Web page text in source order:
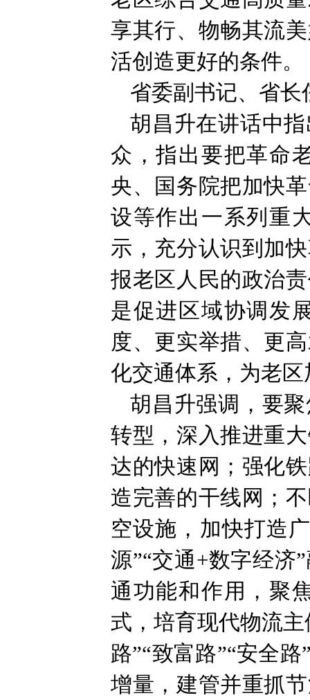
享其行、物畅其流
活创造更好的条件。
省委副书记、省
胡昌升在讲话中
众，指出要把革命
央、国务院把加快
设等作出一系列重
示，充分认识到加
报老区人民的政治
是促进区域协调发
度、更实举措、更
化交通体系，为老
胡昌升强调，要
转型，深入推进重
达的快速网；强化
造完善的干线网；
空设施，加快打造
源”“交通+数字经济
通功能和作用，聚
式，培育现代物流
路”“致富路”“安全
增量，建管并重抓